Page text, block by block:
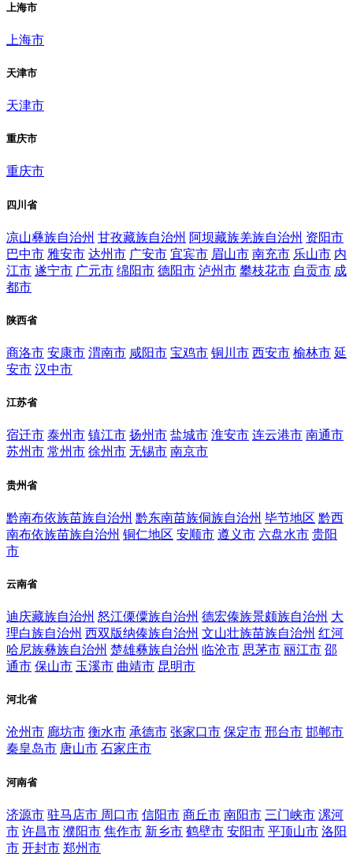
上海市
上海市
天津市
天津市
重庆市
重庆市
四川省
凉山彝族自治州 甘孜藏族自治州 阿坝藏族羌族自治州 资阳市
巴中市 雅安市 达州市 广安市 宜宾市 眉山市 南充市 乐山市 内
江市 遂宁市 广元市 绵阳市 德阳市 泸州市 攀枝花市 自贡市 成
都市
陕西省
商洛市 安康市 渭南市 咸阳市 宝鸡市 铜川市 西安市 榆林市 延
安市 汉中市
江苏省
宿迁市 泰州市 镇江市 扬州市 盐城市 淮安市 连云港市 南通市
苏州市 常州市 徐州市 无锡市 南京市
贵州省
黔南布依族苗族自治州 黔东南苗族侗族自治州 毕节地区 黔西
南布依族苗族自治州 铜仁地区 安顺市 遵义市 六盘水市 贵阳
市
云南省
迪庆藏族自治州 怒江傈僳族自治州 德宏傣族景颇族自治州 大
理白族自治州 西双版纳傣族自治州 文山壮族苗族自治州 红河
哈尼族彝族自治州 楚雄彝族自治州 临沧市 思茅市 丽江市 邵
通市 保山市 玉溪市 曲靖市 昆明市
河北省
沧州市 廊坊市 衡水市 承德市 张家口市 保定市 邢台市 邯郸市
秦皇岛市 唐山市 石家庄市
河南省
济源市 驻马店市 周口市 信阳市 商丘市 南阳市 三门峡市 漯河
市 许昌市 濮阳市 焦作市 新乡市 鹤壁市 安阳市 平顶山市 洛阳
市 开封市 郑州市